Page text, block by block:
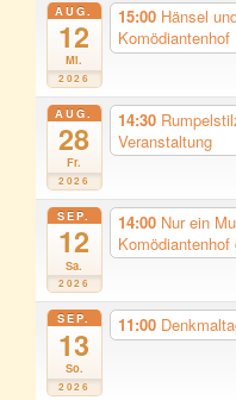
AUG.
12
Mi.
2026
15:00 Hänsel
Komödiantenhof
AUG.
28
Fr.
2026
14:30
Veranstaltung
SEP.
12
Sa.
2026
14:00 Nur ein
SEP.
13
So.
2026
11:00